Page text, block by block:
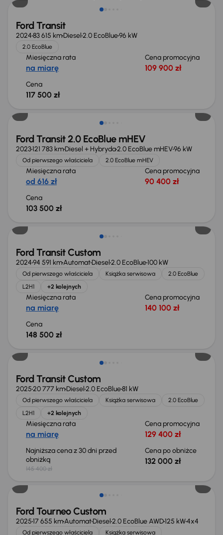
Ford Transit
202483 615 kmDiesel2.0 EcoBlue96 kW
2.0 EcoBlue
Miesięczna rata
na miarę
Cena promocyjna
109 900 zł
Cena
117 500 zł
Możliwość odliczenia VAT
Ford Transit 2.0 EcoBlue mHEV
2023121 783 kmDiesel + Hybryda2.0 EcoBlue mHEV96 kW
Od pierwszego właściciela 2.0 EcoBlue mHEV
Miesięczna rata
od 616 zł
Cena promocyjna
90 400 zł
Cena
103 500 zł
Możliwość odliczenia VAT
Ford Transit Custom
202494 591 kmAutomatDiesel2.0 EcoBlue100 kW
Od pierwszego właściciela Książka serwisowa
2.0 EcoBlue
L2H1
+2 kolejnych
Miesięczna rata
na miarę
Cena promocyjna
140 100 zł
Cena
148 500 zł
Taniej o 13 400 zł
Ford Transit Custom
202520 777 kmDiesel2.0 EcoBlue81 kW
Od pierwszego właściciela Książka serwisowa
2.0 EcoBlue
L2H1
+2 kolejnych
Miesięczna rata
na miarę
Cena promocyjna
129 400 zł
Najniższa cena z 30 dni przed
obniżką
145 400 zł
Cena po obniżce
132 000 zł
Taniej o 13 200 zł
Ford Tourneo Custom
202517 655 kmAutomatDiesel2.0 EcoBlue AWD125 kW4x4
Od pierwszego właściciela Książka serwisowa